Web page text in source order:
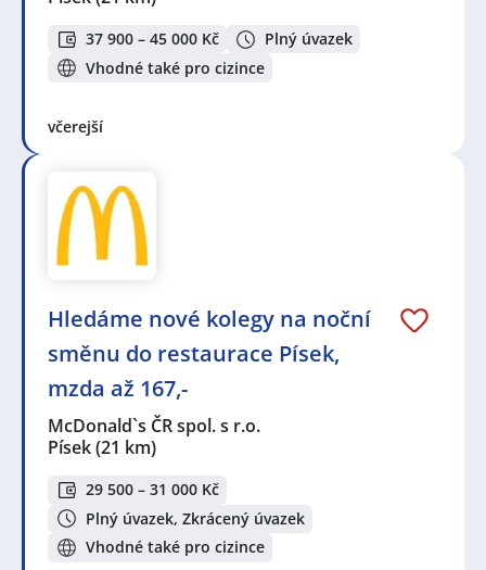
37 900 – 45 000 Kč
Plný úvazek
Vhodné také pro cizince
včerejší
Hledáme nové kolegy na noční
směnu do restaurace Písek,
mzda až 167,-
McDonald`s ČR spol. s r.o.
Písek(21 km)
29 500 – 31 000 Kč
Plný úvazek, Zkrácený úvazek
Vhodné také pro cizince